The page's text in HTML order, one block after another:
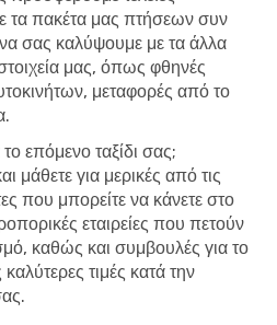
τα πακέτα μας πτήσεων συν
σας καλύψουμε με τα άλλα
μας, όπως φθηνές
μεταφορές από το
επόμενο ταξίδι σας;
μάθετε για μερικές από τις
που μπορείτε να κάνετε στο
εταιρείες που πετούν
καθώς και συμβουλές για το
τιμές κατά την